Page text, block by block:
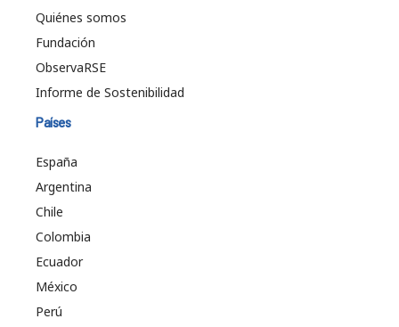
Quiénes somos
Fundación
ObservaRSE
Informe de Sostenibilidad
Países
España
Argentina
Chile
Colombia
Ecuador
México
Perú